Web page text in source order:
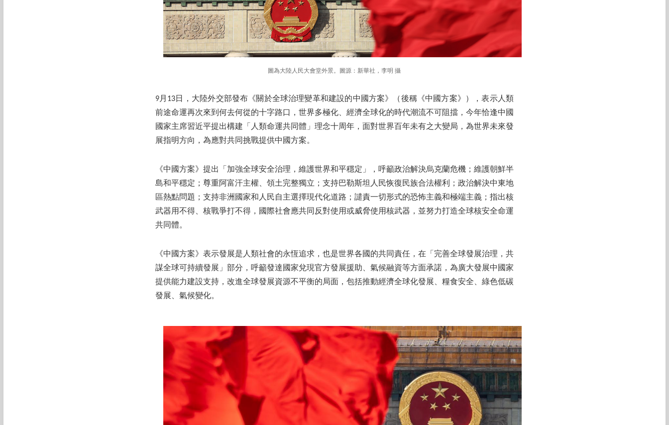
圖為大陸人民大會堂外景。圖源：新華社，李明 攝
9月13日，大陸​外交部發布《關於全球治理變革和建設的中國方案》（後稱《中國方案》），表示人類
前途命運再次來到何去何從的十字路口，世界多極化、經濟全球化的時代潮流不可阻擋，今年恰逢中國
國家主席習近平提出構建「人類命運共同體」理念十周年，面對世界百年未有之大變局，為世界未來發
展指明方向，為應對共同挑戰提供中國方案。
《中國方案》提出「加強全球安全治理，維護世界和平穩定」，呼籲政治解決烏克蘭危機；維護朝鮮半
島和平穩定；尊重阿富汗主權、領土完整獨立；支持巴勒斯坦人民恢復民族合法權利；政治解決中東地
區熱點問題；支持非洲國家和人民自主選擇現代化道路；譴責一切形式的恐怖主義和極端主義；指出核
武器用不得、核戰爭打不得，國際社會應共同反對使用或威脅使用核武器，並努力打造全球核安全命運
共同體。
《中國方案》表示發展是人類社會的永恆追求，也是世界各國的共同責任，在「完善全球發展治理，共
謀全球可持續發展」部分，呼籲發達國家兌現官方發展援助、氣候融資等方面承諾，為廣大發展中國家
提供能力建設支持，改進全球發展資源不平衡的局面，包括推動經濟全球化發展、糧食安全、綠色低碳
發展、氣候變化。